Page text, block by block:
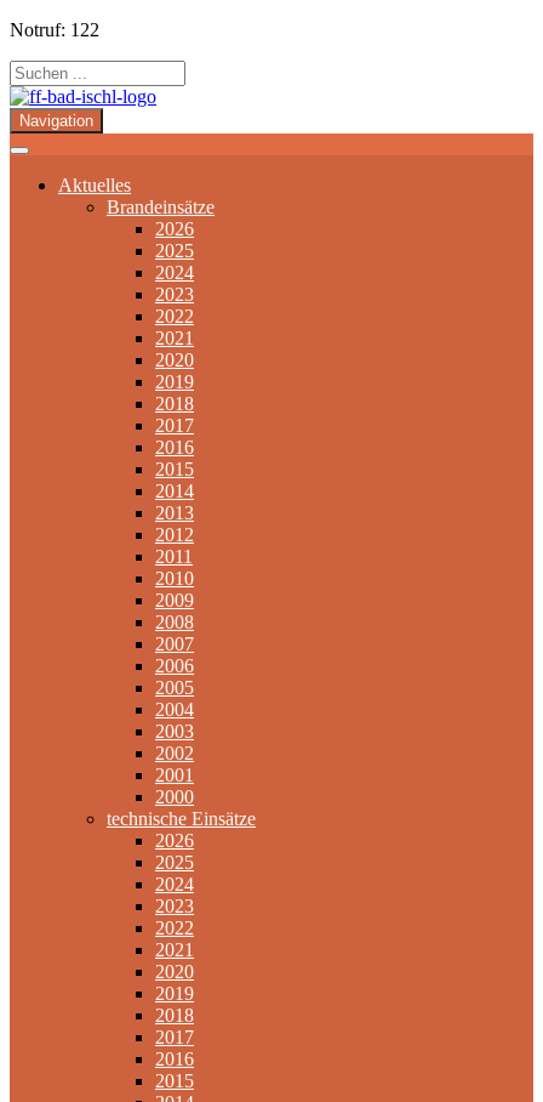
Notruf: 122
Navigation
Aktuelles
Brandeinsätze
2026
2025
2024
2023
2022
2021
2020
2019
2018
2017
2016
2015
2014
2013
2012
2011
2010
2009
2008
2007
2006
2005
2004
2003
2002
2001
2000
technische Einsätze
2026
2025
2024
2023
2022
2021
2020
2019
2018
2017
2016
2015